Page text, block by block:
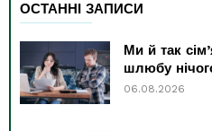
ОСТАННІ ЗАПИСИ
Ми й так
шлюбу
06.08.2026